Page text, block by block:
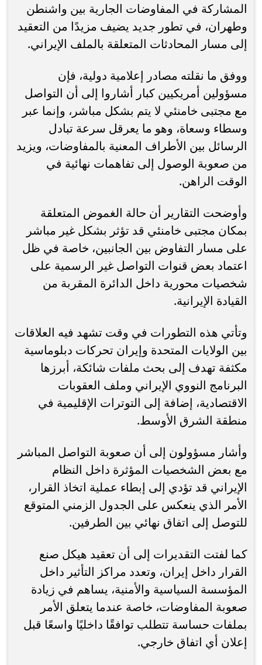
المشاركة في المفاوضات الجارية بين واشنطن
وطهران، في تطور جديد يضيف مزيدًا من التعقيد
إلى مسار المحادثات المتعلقة بالملف الإيراني.
ووفق ما نقلته مصادر إعلامية دولية، فإن
مسؤولين أمريكيين كبار أشاروا إلى أن التواصل
مع مجتبى خامنئي لا يتم بشكل مباشر، وإنما عبر
وسطاء وسعاة، وهو ما يعرقل سرعة تبادل
الرسائل بين الأطراف المعنية بالمفاوضات، ويزيد
من صعوبة الوصول إلى تفاهمات نهائية في
الوقت الراهن.
وأوضحت التقارير أن حالة الغموض المتعلقة
بمكان مجتبى خامنئي قد تؤثر بشكل غير مباشر
على مسار التفاوض بين الجانبين، خاصة في ظل
اعتماد بعض قنوات التواصل غير الرسمية على
شخصيات محورية داخل الدائرة المقربة من
القيادة الإيرانية.
وتأتي هذه التطورات في وقت تشهد فيه العلاقات
بين الولايات المتحدة وإيران تحركات دبلوماسية
مكثفة تهدف إلى بحث ملفات شائكة، أبرزها
البرنامج النووي الإيراني وملف العقوبات
الاقتصادية، إضافة إلى التوترات الإقليمية في
منطقة الشرق الأوسط.
وأشار مسؤولون إلى أن صعوبة التواصل المباشر
مع بعض الشخصيات المؤثرة داخل النظام
الإيراني قد تؤدي إلى إبطاء عملية اتخاذ القرار،
الأمر الذي ينعكس على الجدول الزمني المتوقع
للتوصل إلى اتفاق نهائي بين الطرفين.
كما لفتت التقديرات إلى أن تعقيد هيكل صنع
القرار داخل إيران، وتعدد مراكز التأثير داخل
المؤسسة السياسية والأمنية، يساهم في زيادة
صعوبة المفاوضات، خاصة عندما يتعلق الأمر
بملفات حساسة تتطلب توافقًا داخليًا واسعًا قبل
إعلان أي اتفاق خارجي.